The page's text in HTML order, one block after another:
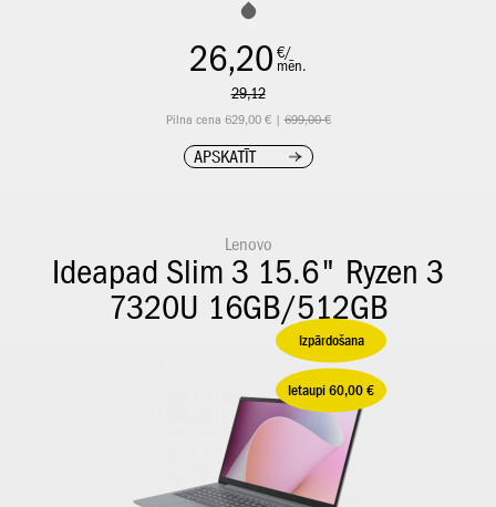
26,20 €/
mēn.
29,12
Pilna cena 629,00 € |699,00 €
APSKATĪT
Lenovo
Ideapad Slim 3 15.6" Ryzen 3
7320U 16GB/512GB
Izpārdošana
Ietaupi 60,00 €